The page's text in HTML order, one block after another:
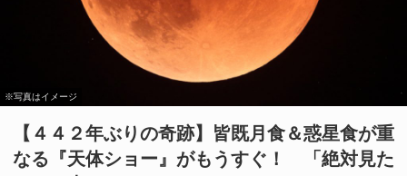
※写真はイメージ
【４４２年ぶりの奇跡】皆既月食＆惑星食が重
なる『天体ショー』がもうすぐ！ 「絶対見た